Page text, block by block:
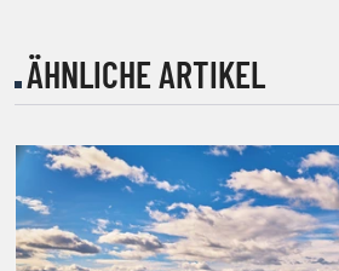
ÄHNLICHE ARTIKEL